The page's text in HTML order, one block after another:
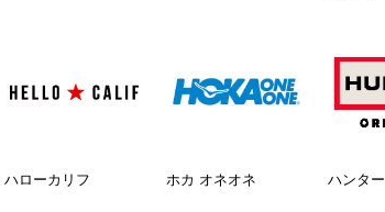
ハローカリフ ホカ オネオネ ハンター